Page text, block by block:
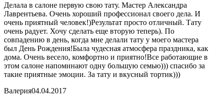
Делала в салоне первую свою тату. Мастер Александра
Лаврентьева. Очень хороший профессионал своего дела. И
очень приятный человек!)Результат просто отличный. Тату
очень радует. Хочу сделать еще вторую теперь). По
совпадению в день, когда мне делали тату у моего мастера
был День Рождения!Была чудесная атмосфера праздника, как
дома. Очень весело, комфортно и приятно!Все работающие в
этом салоне напоминают одну большую семью))) спасибо за
такие приятные эмоции. За тату и вкусный тортик)))
Валерия04.04.2017